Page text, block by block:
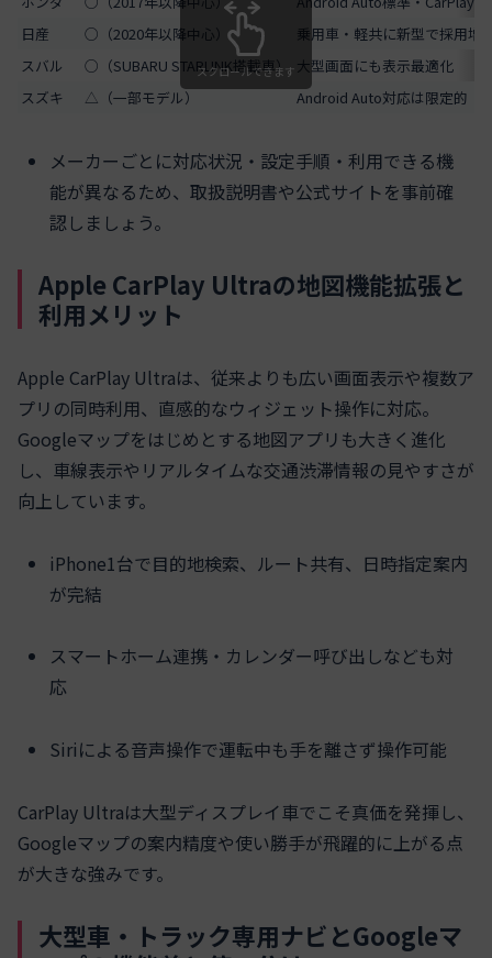
日産
○（2020年以降中心）
乗用車・軽共に新型で採用増
スバル
○（SUBARU STARLINK搭載車） 大型画面にも表示最適化
スズキ
△（一部モデル） Android Auto対応は限定的
スクロールできます
メーカーごとに対応状況・設定手順・利用できる機
能が異なるため、取扱説明書や公式サイトを事前確
認しましょう。
Apple CarPlay Ultraの地図機能拡張と
利用メリット
Apple CarPlay Ultraは、従来よりも広い画面表示や複数ア
プリの同時利用、直感的なウィジェット操作に対応。
Googleマップをはじめとする地図アプリも大きく進化
し、車線表示やリアルタイムな交通渋滞情報の見やすさが
向上しています。
iPhone1台で目的地検索、ルート共有、日時指定案内
が完結
スマートホーム連携・カレンダー呼び出しなども対
応
Siriによる音声操作で運転中も手を離さず操作可能
CarPlay Ultraは大型ディスプレイ車でこそ真価を発揮し、
Googleマップの案内精度や使い勝手が飛躍的に上がる点
が大きな強みです。
大型車・トラック専用ナビとGoogleマ